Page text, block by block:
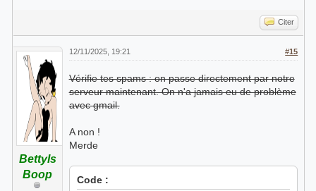
Citer
BettyIs
Boop
#15
12/11/2025, 19:21
Vérifie tes spams : on passe directement par notre
serveur maintenant. On n'a jamais eu de problème
avec gmail.
A non !
Merde
Code :